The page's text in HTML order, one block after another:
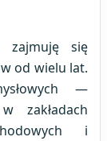
zajmuję się
od wielu lat.
—
zakładach
i